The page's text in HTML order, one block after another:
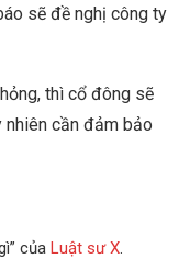
sẽ đề nghị công ty
thì cổ đông sẽ
cần đảm bảo
của Luật sư X.